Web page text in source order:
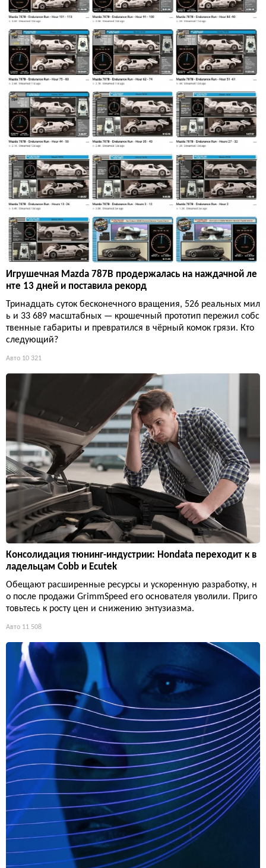
Игрушечная Mazda 787B продержалась на наждачной ле
нте 13 дней и поставила рекорд
Тринадцать суток бесконечного вращения, 526 реальных мил
ь и 33 689 масштабных — крошечный прототип пережил собс
твенные габариты и превратился в чёрный комок грязи. Кто
следующий?
Авто 10 321
Консолидация тюнинг-индустрии: Hondata переходит к в
ладельцам Cobb и Ecutek
Обещают расширенные ресурсы и ускоренную разработку, н
о после продажи GrimmSpeed его основателя уволили. Приго
товьтесь к росту цен и снижению энтузиазма.
Авто 11 508